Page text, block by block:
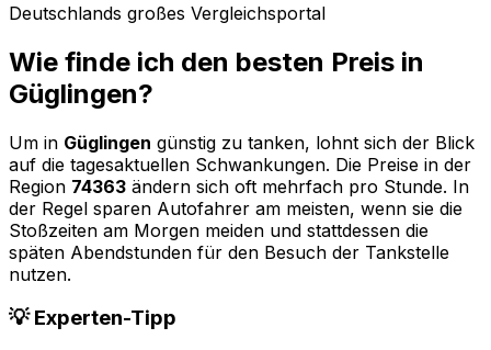
Deutschlands großes Vergleichsportal
Wie finde ich den besten Preis in
Güglingen?
Um in Güglingen günstig zu tanken, lohnt sich der Blick
auf die tagesaktuellen Schwankungen. Die Preise in der
Region 74363 ändern sich oft mehrfach pro Stunde. In
der Regel sparen Autofahrer am meisten, wenn sie die
Stoßzeiten am Morgen meiden und stattdessen die
späten Abendstunden für den Besuch der Tankstelle
nutzen.
💡 Experten-Tipp